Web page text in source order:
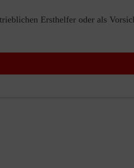
Ersthelfer oder als